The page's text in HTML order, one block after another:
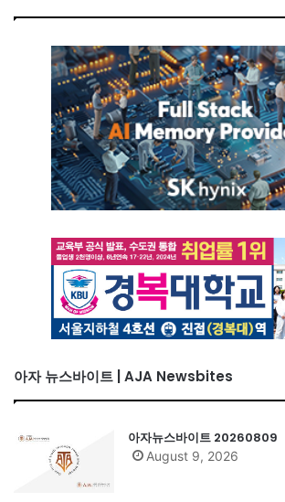
아자 뉴스바이트 | AJA Newsbites
아자뉴스바이트 20260809
August 9, 2026